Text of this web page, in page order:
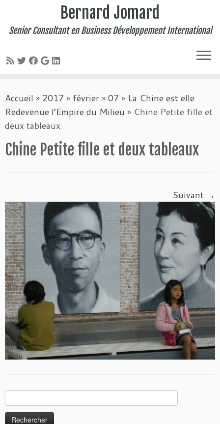
au
contenu
Bernard Jomard
Senior Consultant en Business Développement International
Accueil » 2017 » février»07 » La Chine est elle
Redevenue l’Empire du Milieu » Chine Petite fille et
deux tableaux
Chine Petite fille et deux tableaux
Suivant →